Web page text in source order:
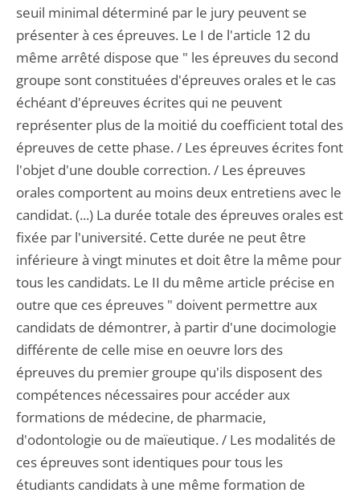
seuil minimal déterminé par le jury peuvent se
présenter à ces épreuves. Le I de l'article 12 du
même arrêté dispose que " les épreuves du second
groupe sont constituées d'épreuves orales et le cas
échéant d'épreuves écrites qui ne peuvent
représenter plus de la moitié du coefficient total des
épreuves de cette phase. / Les épreuves écrites font
l'objet d'une double correction. / Les épreuves
orales comportent au moins deux entretiens avec le
candidat. (...) La durée totale des épreuves orales est
fixée par l'université. Cette durée ne peut être
inférieure à vingt minutes et doit être la même pour
tous les candidats. Le II du même article précise en
outre que ces épreuves " doivent permettre aux
candidats de démontrer, à partir d'une docimologie
différente de celle mise en oeuvre lors des
épreuves du premier groupe qu'ils disposent des
compétences nécessaires pour accéder aux
formations de médecine, de pharmacie,
d'odontologie ou de maïeutique. / Les modalités de
ces épreuves sont identiques pour tous les
étudiants candidats à une même formation de